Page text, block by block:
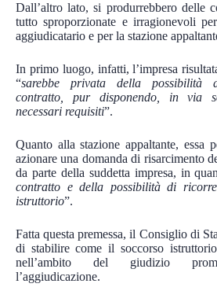
Dall’altro lato, si produrrebbero delle
tutto sproporzionate e irragionevoli
aggiudicatario e per la stazione
In primo luogo, infatti, l’impresa
“sarebbe privata della possibilità
contratto, pur disponendo, in via
necessari requisiti”.
Quanto alla stazione appaltante, essa
azionare una domanda di risarcimento
da parte della suddetta impresa, in
contratto e della possibilità di
istruttorio”.
Fatta questa premessa, il Consiglio di
di stabilire come il soccorso
nell’ambito del giudizio
l’aggiudicazione.